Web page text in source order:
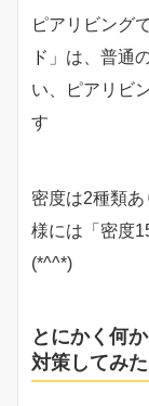
ピアリビング
ド 」は、普通
い、ピアリビ
す
密度は2種類
様には「密度
(*^^*)
とにかく何
対策してみた